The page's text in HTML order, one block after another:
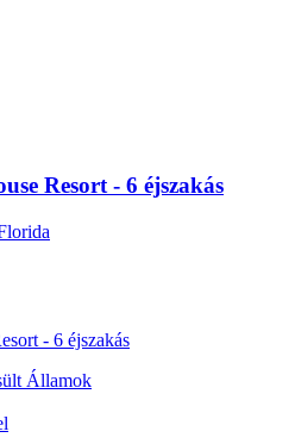
Resort - 6 éjszakás
- 6 éjszakás
Államok